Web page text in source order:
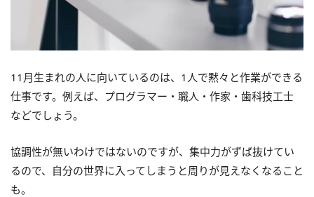
11月生まれの人に向いているのは、1人で黙々と作業ができる
仕事です。例えば、プログラマー・職人・作家・歯科技工士
などでしょう。
協調性が無いわけではないのですが、集中力がずば抜けてい
るので、自分の世界に入ってしまうと周りが見えなくなること
も。